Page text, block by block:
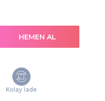
Kolay İade